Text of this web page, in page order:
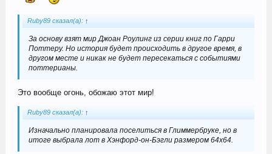
Ruby89 сказал(а): ↑
За основу взят мир Джоан Роулинг из серии книг по Гарри
Поттеру. Но история будет происходить в другое время, в
другом месте и никак не будет пересекаться с событиями
поттерианы.
Это вообще огонь, обожаю этот мир!
Ruby89 сказал(а): ↑
Изначально планировала поселиться в Глиммербруке, но в
итоге выбрала лот в Хэнфорд-он-Бэгли размером 64х64.